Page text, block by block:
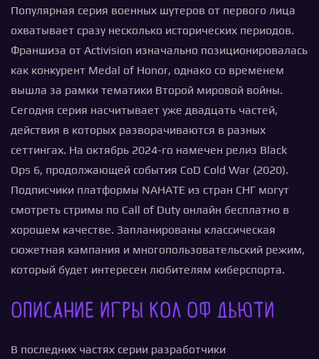
Популярная серия военных шутеров от первого лица
охватывает сразу несколько исторических периодов.
Франшиза от Activision изначально позиционировалась
как конкурент Medal of Honor, однако со временем
вышла за рамки тематики Второй мировой войны.
Сегодня серия насчитывает уже двадцать частей,
действия в которых разворачиваются в разных
сеттингах. На октябрь 2024-го намечен релиз Black
Ops 6, продолжающей события CoD Cold War (2020).
Подписчики платформы NAHATE из стран СНГ могут
смотреть стримы по Call of Duty онлайн бесплатно в
хорошем качестве. Запланированы классическая
сюжетная кампания и многопользовательский режим,
который будет интересен любителям киберспорта.
Описание игры Кол оф Дьюти
В последних частях серии разработчики